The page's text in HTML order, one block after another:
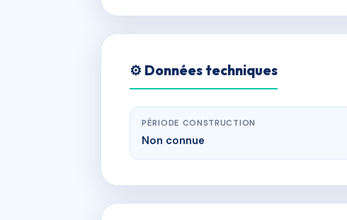
⚙️ Données techniques
PÉRIODE CONSTRUCTION
Non connue